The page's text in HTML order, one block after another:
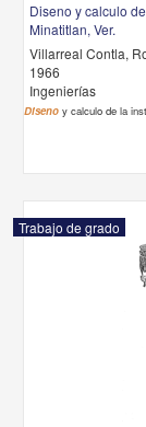
Diseno y calculo
Minatitlan, Ver.
Villarreal Contla,
1966
Ingenierías
Diseno y calculo de la
Trabajo de grado